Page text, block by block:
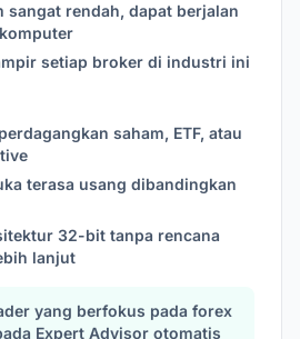
sangat rendah, dapat berjalan
setiap broker di industri ini
saham, ETF, atau
terasa usang dibandingkan
32-bit tanpa rencana
lanjut
yang berfokus pada forex
Expert Advisor otomatis